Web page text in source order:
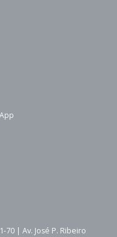
70 | Av. José P. Ribeiro